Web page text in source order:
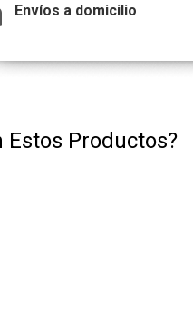
Envíos a domicilio
Estos Productos?